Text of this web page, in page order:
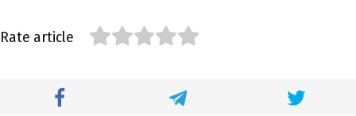
Rate article